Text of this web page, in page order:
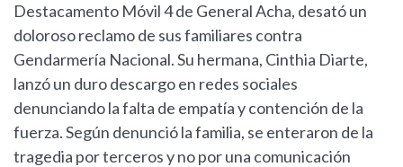
Destacamento Móvil 4 de General Acha, desató un
doloroso reclamo de sus familiares contra
Gendarmería Nacional. Su hermana, Cinthia Diarte,
lanzó un duro descargo en redes sociales
denunciando la falta de empatía y contención de la
fuerza. Según denunció la familia, se enteraron de la
tragedia por terceros y no por una comunicación